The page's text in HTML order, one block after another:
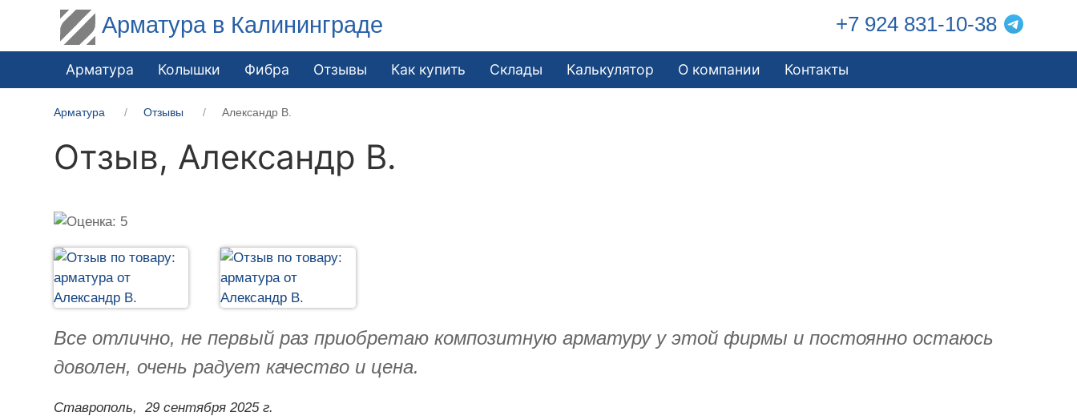
Арматура в Калининграде +7 924 831-10-38
Арматура Колышки Фибра Отзывы Как купить Склады Калькулятор О компании Контакты
Арматура Отзывы Александр В.
Отзыв, Александр В.
Все отлично, не первый раз приобретаю композитную арматуру у этой фирмы и постоянно остаюсь
доволен, очень радует качество и цена.
Ставрополь,
29 сентября 2025 г.